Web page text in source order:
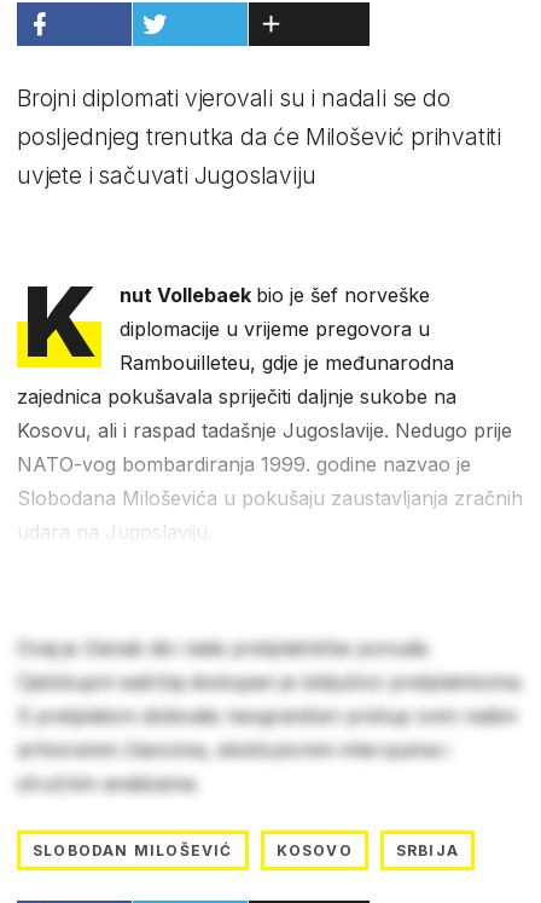
Brojni diplomati vjerovali su i nadali se do
posljednjeg trenutka da će Milošević prihvatiti
uvjete i sačuvati Jugoslaviju
K nut Vollebaek bio je šef norveške
diplomacije u vrijeme pregovora u
Rambouilleteu, gdje je međunarodna
zajednica pokušavala spriječiti daljnje sukobe na
Kosovu, ali i raspad tadašnje Jugoslavije. Nedugo prije
NATO-vog bombardiranja 1999. godine nazvao je
Slobodana Miloševića u pokušaju zaustavljanja zračnih
udara na Jugoslaviju.
Ovaj je članak dio naše pretplatničke ponude.
Cjelokupni sadržaj dostupan je isključivo pretplatnicima.
S pretplatom dobivate neograničen pristup svim našim
arhiviranim člancima, ekskluzivnim intervjuima i
stručnim analizama.
SLOBODAN MILOŠEVIĆ KOSOVO SRBIJA